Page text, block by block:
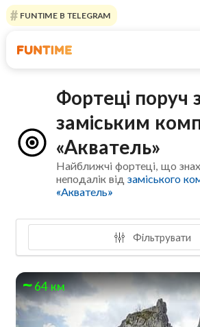
FUNTIME В TELEGRAM
Фортеці поруч
заміським
«Акватель»
Найближчі фортеці, що
неподалік відзаміського
«Акватель»
Фільтрувати
64 км